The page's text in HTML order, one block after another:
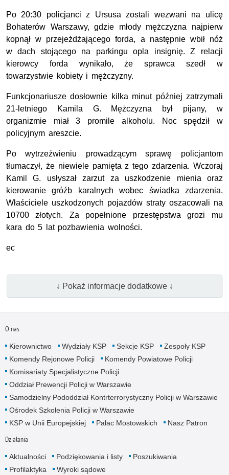
Po 20:30 policjanci z Ursusa zostali wezwani na ulicę
Bohaterów Warszawy, gdzie młody mężczyzna najpierw
kopnął w przejeżdżającego forda, a następnie wbił nóż
w dach stojącego na parkingu opla insignię. Z relacji
kierowcy forda wynikało, że sprawca szedł w
towarzystwie kobiety i mężczyzny.
Funkcjonariusze dosłownie kilka minut później zatrzymali
21-letniego Kamila G. Mężczyzna był pijany, w
organizmie miał 3 promile alkoholu. Noc spędził w
policyjnym areszcie.
Po wytrzeźwieniu prowadzącym sprawę policjantom
tłumaczył, że niewiele pamięta z tego zdarzenia. Wczoraj
Kamil G. usłyszał zarzut za uszkodzenie mienia oraz
kierowanie gróźb karalnych wobec świadka zdarzenia.
Właściciele uszkodzonych pojazdów straty oszacowali na
10700 złotych. Za popełnione przestępstwa grozi mu
kara do 5 lat pozbawienia wolności.
ec
↓ Pokaż informacje dodatkowe ↓
O nas
Kierownictwo Wydziały KSP Sekcje KSP
Zespoły KSP
Komendy Rejonowe Policji
Komendy Powiatowe Policji
Komisariaty Specjalistyczne Policji
Oddział Prewencji Policji w Warszawie
Samodzielny Pododdział Kontrterrorystyczny Policji w Warszawie
Ośrodek Szkolenia Policji w Warszawie
KSP w Unii Europejskiej
Pałac Mostowskich Nasz Patron
Działania
Aktualności Podziękowania i listy
Poszukiwania
Profilaktyka
Wyroki sądowe